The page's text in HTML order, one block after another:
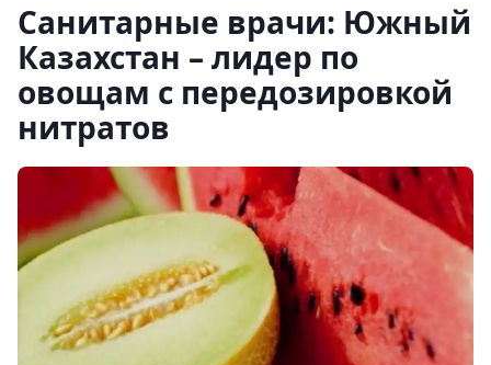
Санитарные врачи: Южный
Казахстан – лидер по
овощам с передозировкой
нитратов